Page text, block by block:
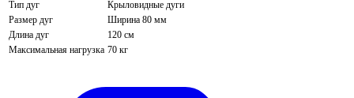
Тип дуг
Крыловидные дуги
Размер дуг
Ширина 80 мм
Длина дуг
120 см
Максимальная нагрузка 70 кг